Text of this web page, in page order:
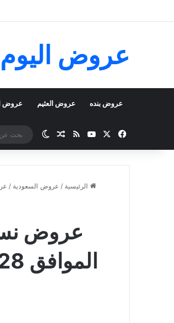
عروض اليوم
عروض بنده عروض العثيم عروض
فيسبوك ‫YouTubeملخص الموقع RSS
مقال عشوائي
الوضع المظلم
الرئيسية / عروض السعودية /
الموافق 28 ذو الحجة 1447 عروض ساعة من العروض الضخمة